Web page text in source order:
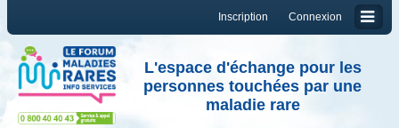
Connexion
Inscription
L'espace d'échange pour les
personnes touchées par une
maladie rare